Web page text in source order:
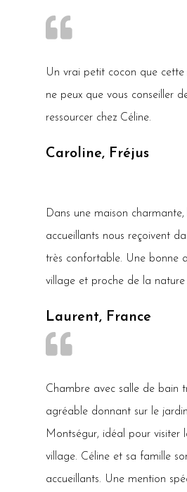
Un vrai petit cocon que cette
ne peux que vous conseiller
ressourcer chez Céline.
Caroline, Fréjus
Dans une maison charmante,
accueillants nous reçoivent
très confortable. Une bonne
village et proche de la nature
Laurent, France
Chambre avec salle de bain
agréable donnant sur le
Montségur, idéal pour visiter
village. Céline et sa famille
accueillants. Une mention